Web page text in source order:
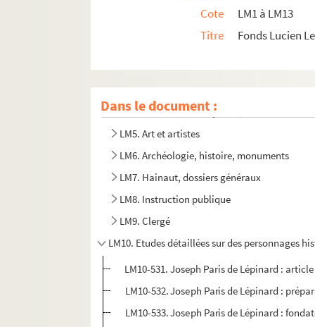
Cote
LM1 à LM13
Titre
Fonds Lucien
Dans le document :
LM2. Ecoles académiques du Nord
LM3. Salons et expositions
LM4. Tableaux et sculptures, collections
LM5. Art et artistes
LM6. Archéologie, histoire, monuments
LM7. Hainaut, dossiers généraux
LM8. Instruction publique
LM9. Clergé
LM10. Etudes détaillées sur des personnages
LM10-531. Joseph Paris de Lépinard :
LM10-532. Joseph Paris de Lépinard :
LM10-533. Joseph Paris de Lépinard :